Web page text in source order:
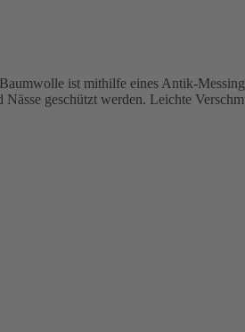
ist mithilfe eines Antik-
geschützt werden. Leichte